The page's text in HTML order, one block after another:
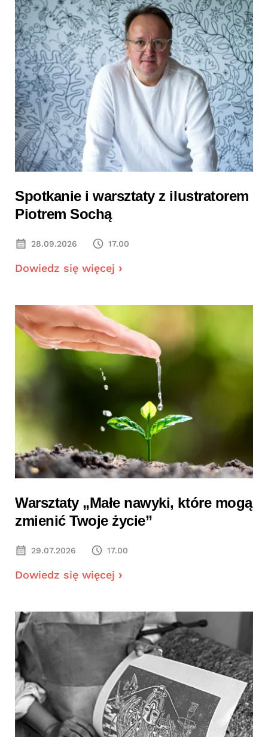
Spotkanie i warsztaty z ilustratorem
Piotrem Sochą
28.09.2026 17.00
Dowiedz się więcej
Warsztaty „Małe nawyki, które mogą
zmienić Twoje życie”
29.07.2026 17.00
Dowiedz się więcej